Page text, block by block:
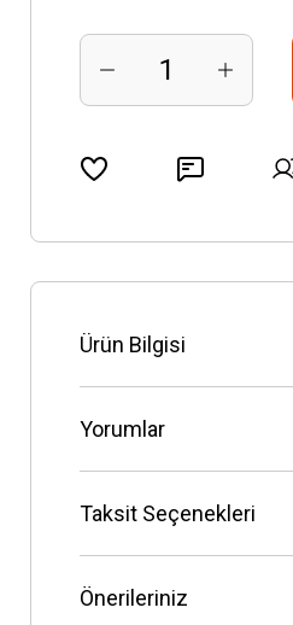
Ürün Bilgisi
Yorumlar
Taksit Seçenekleri
Önerileriniz